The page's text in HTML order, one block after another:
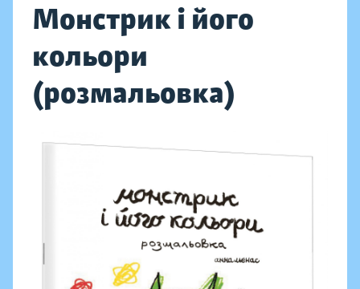
Монстрик і його
кольори
(розмальовка)